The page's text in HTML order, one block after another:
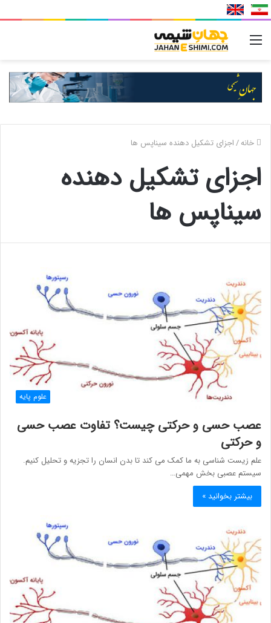
خانه/اجزای تشکیل دهنده سیناپس ها
اجزای تشکیل دهنده
سیناپس ها
علوم پایه
عصب حسی و حرکتی چیست؟ تفاوت عصب حسی
و حرکتی
علم زیست شناسی به ما کمک می کند تا بدن انسان را تجزیه و تحلیل کنیم.
سیستم عصبی بخش مهمی…
بیشتر بخوانید »